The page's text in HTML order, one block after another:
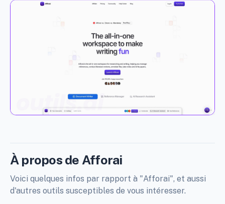
À propos de Afforai
Voici quelques infos par rapport à "Afforai", et aussi
d'autres outils susceptibles de vous intéresser.